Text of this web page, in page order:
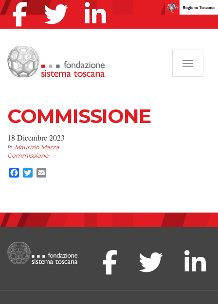
COMMISSIONE
18 Dicembre 2023
By Maurizio Mazza
Commissione
Facebook
Twitter